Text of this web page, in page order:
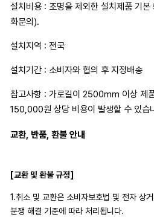
설치비용 : 조명을 제외한 설치제품 기
화문의).
설치지역 : 전국
설치기간 : 소비자와 협의 후 지정배송
참고사항 : 가로길이 2500mm 이상 제
150,000원 상당 비용이 발생할 수 있습
교환, 반품, 환불 안내
[교환 및 환불 규정]
1.취소 및 교환은 소비자보호법 및 전자 상
분쟁 해결 기준에 따라 처리됩니다.